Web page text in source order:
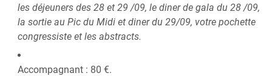
les déjeuners des 28 et 29 /09, le diner de gala du 28 /09,
la sortie au Pic du Midi et diner du 29/09, votre pochette
congressiste et les abstracts.
Accompagnant : 80 €.